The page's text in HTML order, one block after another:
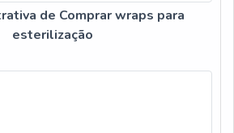
de Comprar wraps para
esterilização